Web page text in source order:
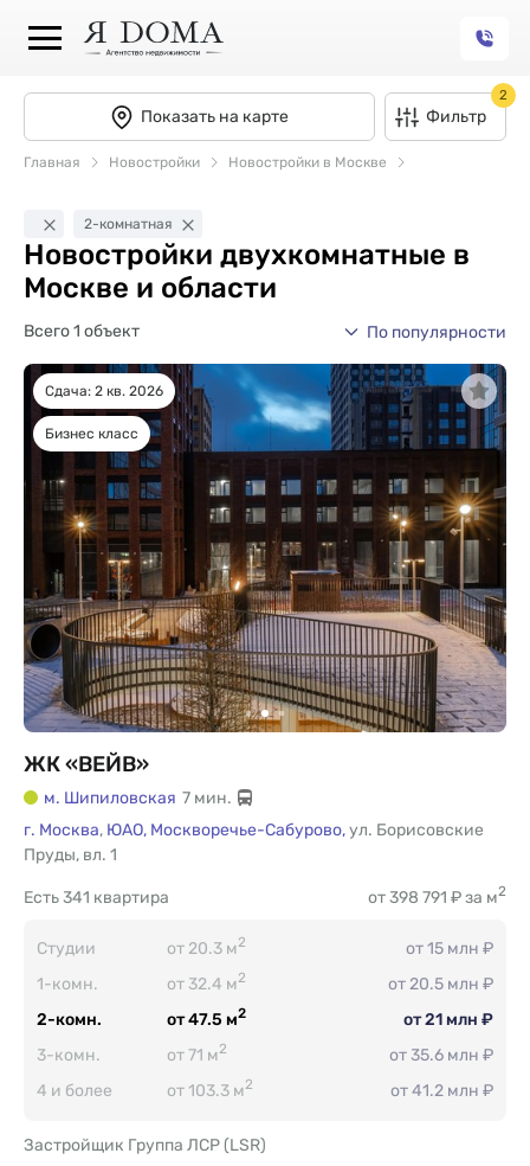
Показать на карте Фильтр
2
Главная Новостройки Новостройки в Москве
2-комнатная
Новостройки двухкомнатные в
Москве и области
Всего 1 объект По популярности
ЖК «ВЕЙВ»
м. Шипиловская 7 мин.
г. Москва, ЮАО, Москворечье-Сабурово,ул. Борисовские
Пруды, вл. 1
341 квартира
Есть от 398 791 ₽ за м2
Студии от 20.3 м2
от 15 млн ₽
1-комн.
от 32.4 м2
от 20.5 млн ₽
2-комн.
от 47.5 м2
от 21 млн ₽
3-комн.
от 71 м2
от 35.6 млн ₽
4 и более
от 103.3 м2 от 41.2 млн ₽
Застройщик Группа ЛСР (LSR)
Сдача: 2 кв. 2026
Бизнес класс